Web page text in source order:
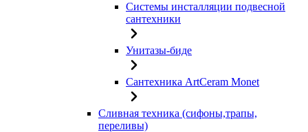
Системы инсталляции подвесной
сантехники
Унитазы-биде
Сантехника ArtCeram Monet
Сливная техника (сифоны,трапы,
переливы)